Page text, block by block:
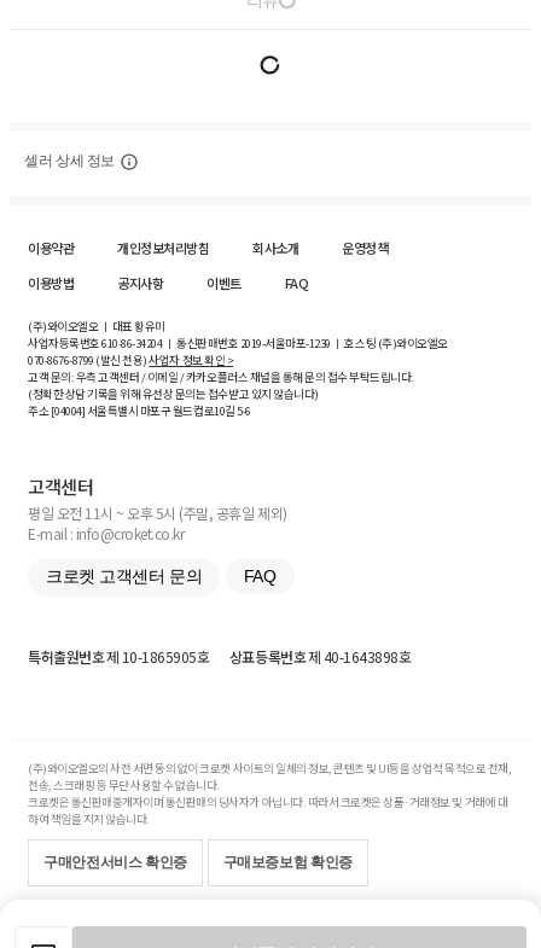
셀러 상세 정보
이용약관 개인정보처리방침 회사소개
운영정책
이용방법
공지사항 이벤트 FAQ
(주)와이오엘오 ㅣ 대표 황유미
사업자등록번호610-86-34204ㅣ 통신판매번호 2019-서울마포-1239 ㅣ 호스팅 (주)와이오엘오
070-8676-8799 (발신 전용)사업자 정보 확인 >
고객 문의: 우측 고객센터 / 이메일 / 카카오플러스 채널을 통해 문의 접수 부탁드립니다.
(정확한 상담 기록을 위해 유선상 문의는 접수받고 있지 않습니다)
주소 [04004] 서울특별시 마포구 월드컵로10길5-6
고객센터
평일 오전 11시 ~ 오후 5시 (주말, 공휴일 제외)
E-mail : info@croket.co.kr
크로켓 고객센터 문의 FAQ
특허출원번호제 10-1865905호 상표등록번호제 40-1643898호
(주)와이오엘오의 사전 서면 동의 없이 크로켓 사이트의 일체의 정보, 콘텐츠 및 UI등을 상업적 목적으로 전재,
전송, 스크래핑 등 무단 사용할 수 없습니다.
크로켓은 통신판매중개자이며 통신판매의 당사자가 아닙니다. 따라서 크로켓은 상품·거래정보 및 거래에 대
하여 책임을 지지 않습니다.
구매안전서비스 확인증 구매보증보험 확인증